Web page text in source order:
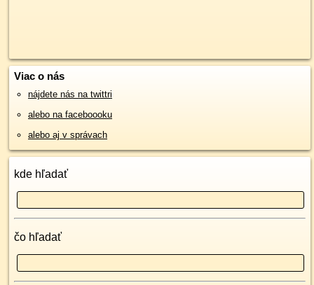
Viac o nás
nájdete nás na twittri
alebo na faceboooku
alebo aj v správach
kde hľadať
čo hľadať